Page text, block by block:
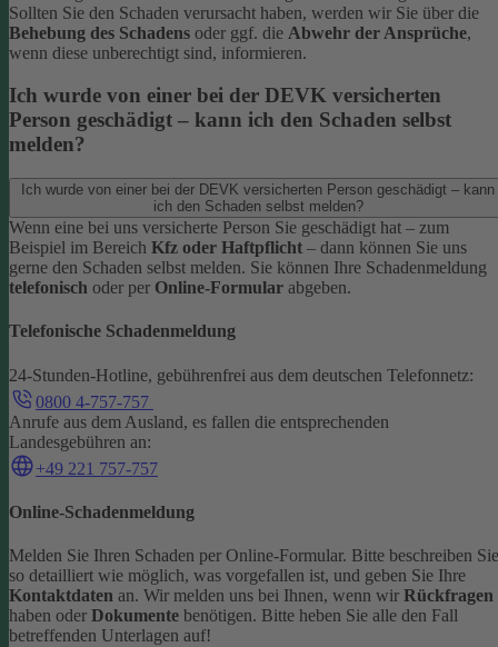
Sollten Sie den Schaden verursacht haben, werden wir Sie über die
Behebung des Schadens oder ggf. die Abwehr der Ansprüche,
wenn diese unberechtigt sind, informieren.
Ich wurde von einer bei der DEVK versicherten
Person geschädigt – kann ich den Schaden selbst
melden?
Ich wurde von einer bei der DEVK versicherten Person geschädigt – kann
ich den Schaden selbst melden?
Wenn eine bei uns versicherte Person Sie geschädigt hat – zum
Beispiel im Bereich Kfz oder Haftpflicht – dann können Sie uns
gerne den Schaden selbst melden. Sie können Ihre Schadenmeldung
telefonisch oder per Online-Formular abgeben.
Telefonische Schadenmeldung
24-Stunden-Hotline, gebührenfrei aus dem deutschen Telefonnetz:
0800 4-757-757
Anrufe aus dem Ausland, es fallen die entsprechenden
Landesgebühren an:
+49 221 757-757
Online-Schadenmeldung
Melden Sie Ihren Schaden per Online-Formular. Bitte beschreiben Sie
so detailliert wie möglich, was vorgefallen ist, und geben Sie Ihre
Kontaktdaten an. Wir melden uns bei Ihnen, wenn wir Rückfragen
haben oder Dokumente benötigen. Bitte heben Sie alle den Fall
betreffenden Unterlagen auf!